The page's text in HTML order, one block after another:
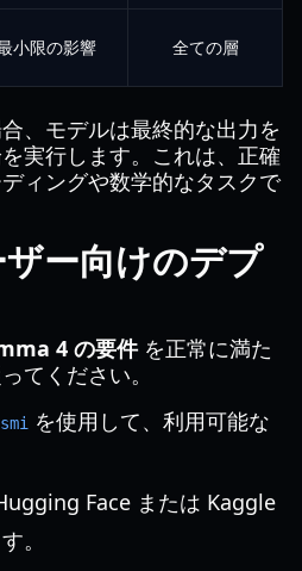
小限の影響 全ての層
、モデルは最終的な出力を
実行します。これは、正確
ィングや数学的なタスクで
ー向けのデプ
4 の要件を正常に満た
てください。
を使用して、利用可能な
Face または Kaggle
。